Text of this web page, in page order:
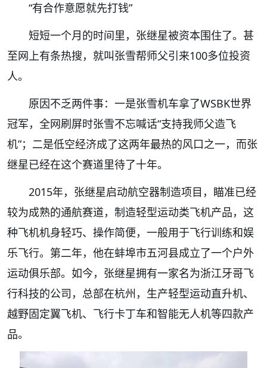
“有合作意愿就先打钱”
短短一个月的时间里，张继星被资本围住了。甚
至网上有条热搜，就叫张雪帮师父引来100多位投资
人。
原因不乏两件事：一是张雪机车拿了WSBK世界
冠军，全网刷屏时张雪不忘喊话“支持我师父造飞
机”；二是低空经济成了这两年最热的风口之一，而张
继星已经在这个赛道里待了十年。
2015年，张继星启动航空器制造项目，瞄准已经
较为成熟的通航赛道，制造轻型运动类飞机产品，这
种飞机机身轻巧、操作简便，一般用于飞行训练和娱
乐飞行。第二年，他在蚌埠市五河县成立了一个户外
运动俱乐部。如今，张继星拥有一家名为浙江牙哥飞
行科技的公司，总部在杭州，生产轻型运动直升机、
越野固定翼飞机、飞行卡丁车和智能无人机等四款产
品。